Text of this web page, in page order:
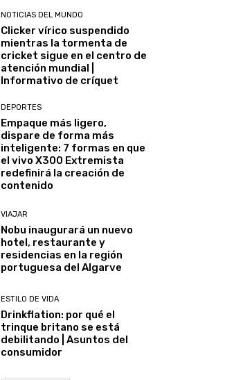
NOTICIAS DEL MUNDO
Clicker vírico suspendido
mientras la tormenta de
cricket sigue en el centro de
atención mundial |
Informativo de críquet
DEPORTES
Empaque más ligero,
dispare de forma más
inteligente: 7 formas en que
el vivo X300 Extremista
redefinirá la creación de
contenido
VIAJAR
Nobu inaugurará un nuevo
hotel, restaurante y
residencias en la región
portuguesa del Algarve
ESTILO DE VIDA
Drinkflation: por qué el
trinque britano se está
debilitando | Asuntos del
consumidor